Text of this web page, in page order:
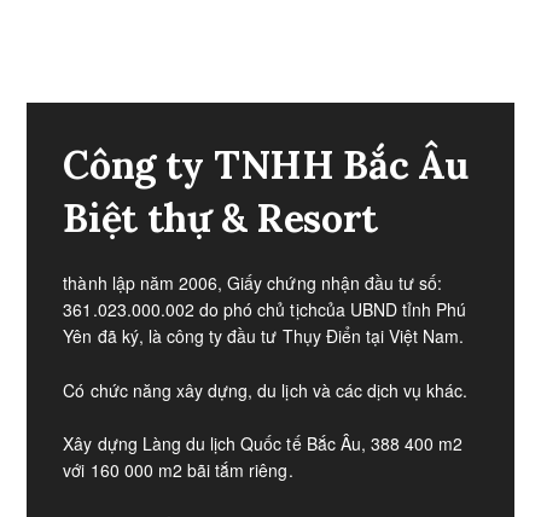
Công ty TNHH Bắc Âu
Biệt thự & Resort
thành lập năm 2006, Giấy chứng nhận đầu tư số:
361.023.000.002 do phó chủ tịchcủa UBND tỉnh Phú
Yên đã ký, là công ty đầu tư Thụy Điển tại Việt Nam.
Có chức năng xây dựng, du lịch và các dịch vụ khác.
Xây dựng Làng du lịch Quốc tế Bắc Âu, 388 400 m2
với 160 000 m2 bãi tắm riêng.​